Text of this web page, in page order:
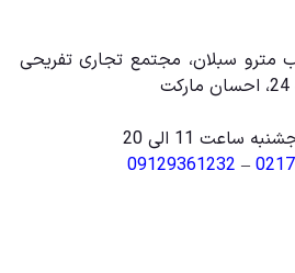
مترو سبلان، مجتمع تجاری تفریحی
ساعت 11 الی 20
–
09129361232